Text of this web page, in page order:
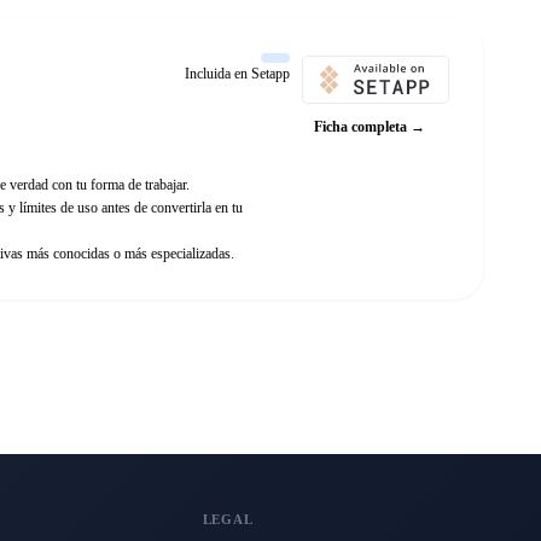
Incluida en Setapp
verdad con tu forma de trabajar.
límites de uso antes de convertirla en tu
más conocidas o más especializadas.
Ficha completa →
LEGAL